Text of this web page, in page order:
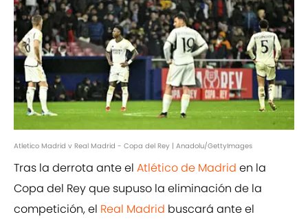
Atletico Madrid v Real Madrid - Copa del Rey | Anadolu/GettyImages
Tras la derrota ante el Atlético de Madrid en la
Copa del Rey que supuso la eliminación de la
competición, el Real Madrid buscará ante el